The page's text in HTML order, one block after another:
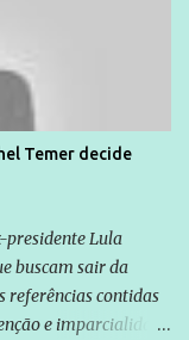
risco ou têm seus
cobra do Brasil
Temer decide
presidente Lula
buscam sair da
referências contidas
e imparcialidade